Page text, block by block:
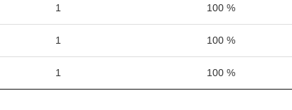
1 100 %
1 100 %
1 100 %